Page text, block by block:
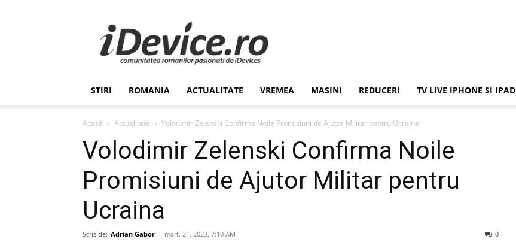
Stiri
de
Ultima
Ora
Romania,
Economie,
–
iDevice.ro
STIRI ROMANIA ACTUALITATE VREMEA MASINI REDUCERI TV LIVE IPHONE SI IPAD
Acasă Actualitate Volodimir Zelenski Confirma Noile Promisiuni de Ajutor Militar pentru Ucraina
Volodimir Zelenski Confirma Noile
Promisiuni de Ajutor Militar pentru
Ucraina
Scris de: Adrian Gabor - mart. 21, 2023, 7:10 AM 0